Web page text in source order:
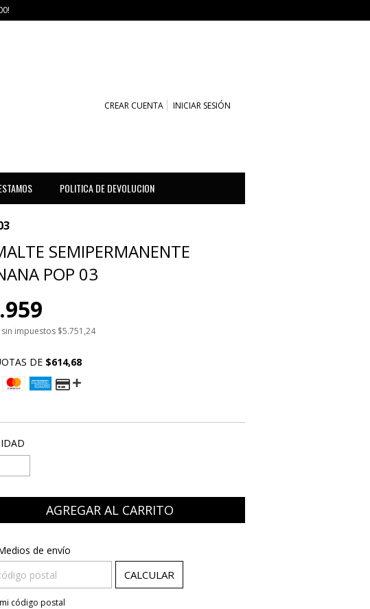
CREAR CUENTA INICIAR SESIÓN
POLITICA DE DEVOLUCION
SEMIPERMANENTE
POP 03
sin impuestos $5.751,24
DE $614,68
para el CP:
de envío
CALCULAR
código postal